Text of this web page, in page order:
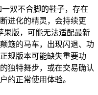
双不合脚的鞋子，存在
进化的精灵，会持续更
果版，可能无法适配最新
簸的马车，出现闪退、功
规版本可能缺失重要功
独特舞步，或在交易确认
的正常使用体验。